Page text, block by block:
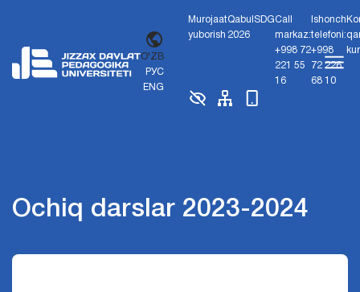
O'ZB
РУС
ENG
Murojaat
yuborish
Qabul
2026
SDGCall
markaz:
+998 72
221 55
16
Ishonch
telefoni:
+998
72 226
68 10
Ochiq darslar 2023-2024